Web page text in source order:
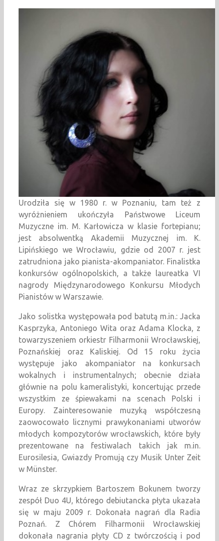
Urodziła się w 1980 r. w Poznaniu, tam też z
wyróżnieniem ukończyła Państwowe Liceum
Muzyczne im. M. Karłowicza w klasie fortepianu;
jest absolwentką Akademii Muzycznej im. K.
Lipińskiego we Wrocławiu, gdzie od 2007 r. jest
zatrudniona jako pianista-akompaniator. Finalistka
konkursów ogólnopolskich, a także laureatka VI
nagrody Międzynarodowego Konkursu Młodych
Pianistów w Warszawie.
Jako solistka występowała pod batutą m.in.: Jacka
Kasprzyka, Antoniego Wita oraz Adama Klocka, z
towarzyszeniem orkiestr Filharmonii Wrocławskiej,
Poznańskiej oraz Kaliskiej. Od 15 roku życia
występuje jako akompaniator na konkursach
wokalnych i instrumentalnych; obecnie działa
głównie na polu kameralistyki, koncertując przede
wszystkim ze śpiewakami na scenach Polski i
Europy. Zainteresowanie muzyką współczesną
zaowocowało licznymi prawykonaniami utworów
młodych kompozytorów wrocławskich, które były
prezentowane na festiwalach takich jak m.in.
Eurosilesia, Gwiazdy Promują czy Musik Unter Zeit
w Münster.
Wraz ze skrzypkiem Bartoszem Bokunem tworzy
zespół Duo 4U, którego debiutancka płyta ukazała
się w maju 2009 r. Dokonała nagrań dla Radia
Poznań. Z Chórem Filharmonii Wrocławskiej
dokonała nagrania płyty CD z twórczością i pod